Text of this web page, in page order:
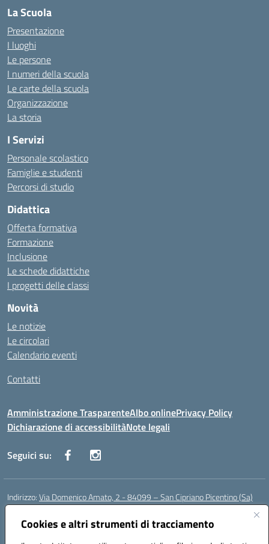
Cookies e altri strumenti di tracciamento
La Scuola
Presentazione
I luoghi
Le persone
I numeri della scuola
Le carte della scuola
Organizzazione
La storia
I Servizi
Personale scolastico
Famiglie e studenti
Percorsi di studio
Didattica
Offerta formativa
Formazione
Inclusione
Le schede didattiche
I progetti delle classi
Novità
Le notizie
Le circolari
Calendario eventi
Contatti
Amministrazione TrasparenteAlbo onlinePrivacy Policy
Dichiarazione di accessibilitàNote legali
Seguici su:
Indirizzo:Via Domenico Amato, 2 - 84099 – San Cipriano Picentino (Sa)
Centralino:
Posta elettronica certificata (PEC):saic87700c@pec.istruzione.it